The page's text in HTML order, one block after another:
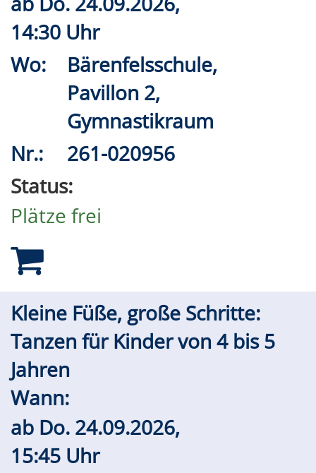
14:30 Uhr
Wo:
Bärenfelsschule,
Pavillon 2,
Gymnastikraum
Nr.:
261-020956
Status:
Plätze frei
Kleine Füße, große Schritte:
Tanzen für Kinder von 4 bis 5
Jahren
Wann:
ab Do. 24.09.2026,
15:45 Uhr